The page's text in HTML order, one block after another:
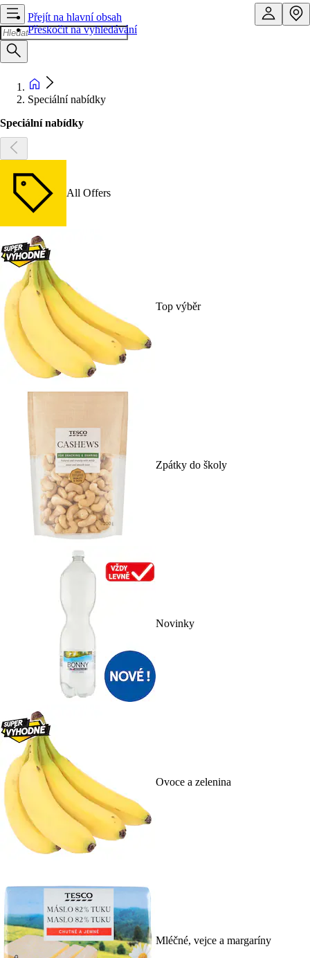
Přejít na hlavní obsah
Přeskočit na vyhledávání
Speciální nabídky
Speciální nabídky
All Offers
Top výběr
Zpátky do školy
Novinky
Ovoce a zelenina
Mléčné, vejce a margaríny